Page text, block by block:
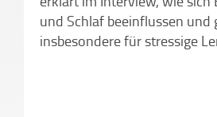
und Schlaf beeinflussen und
insbesondere für stressige